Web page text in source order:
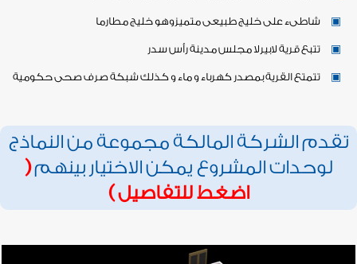
▣ شاطىء على خليج طبيعى متميزوهو خليج مطارما
▣ تتبع قرية لابيرلا مجلس مدينة رأس سدر
▣ تتمتع القرية بمصدر كهرباء و ماء و كذلك شبكة صرف صحى حكومية
تقدم الشركة المالكة مجموعة من النماذج
لوحدات المشروع يمكن الاختيار بينهم(
اضغط للتفاصيل )